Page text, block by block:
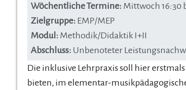
Wöchentliche Termine: Mittwoch 16:30
Zielgruppe: EMP/MEP
Modul: Methodik/Didaktik I+II
Abschluss: Unbenoteter
Die inklusive Lehrpraxis soll hier
bieten, im elementar-